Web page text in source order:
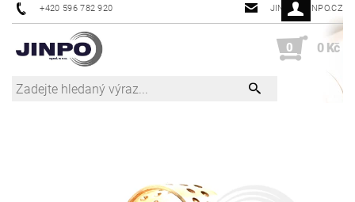
+420 596 782 920 JINPO@JINPO.CZ
0 0 Kč